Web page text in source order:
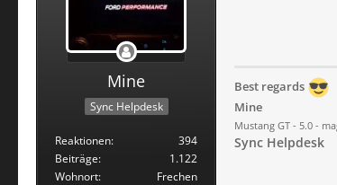
Mine
Sync Helpdesk
Reaktionen
394
Beiträge
1.122
Wohnort
Frechen
Best regards
Mine
Mustang GT - 5.0 -
Sync Helpdesk